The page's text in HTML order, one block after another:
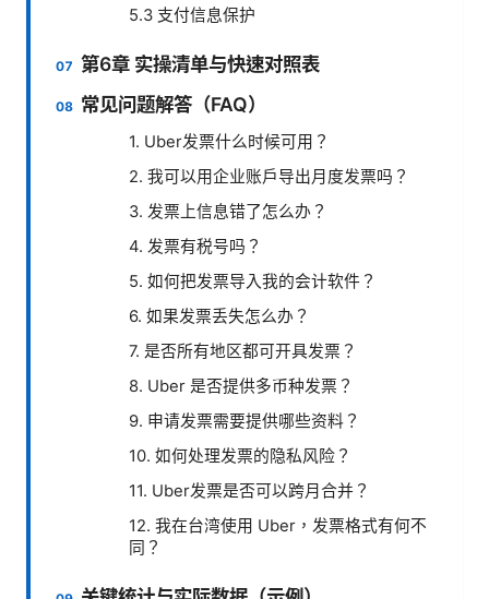
5.3 支付信息保护
第6章 实操清单与快速对照表
常见问题解答（FAQ）
1. Uber发票什么时候可用？
2. 我可以用企业账户导出月度发票吗？
3. 发票上信息错了怎么办？
4. 发票有税号吗？
5. 如何把发票导入我的会计软件？
6. 如果发票丢失怎么办？
7. 是否所有地区都可开具发票？
8. Uber 是否提供多币种发票？
9. 申请发票需要提供哪些资料？
10. 如何处理发票的隐私风险？
11. Uber发票是否可以跨月合并？
12. 我在台湾使用 Uber，发票格式有何不
同？